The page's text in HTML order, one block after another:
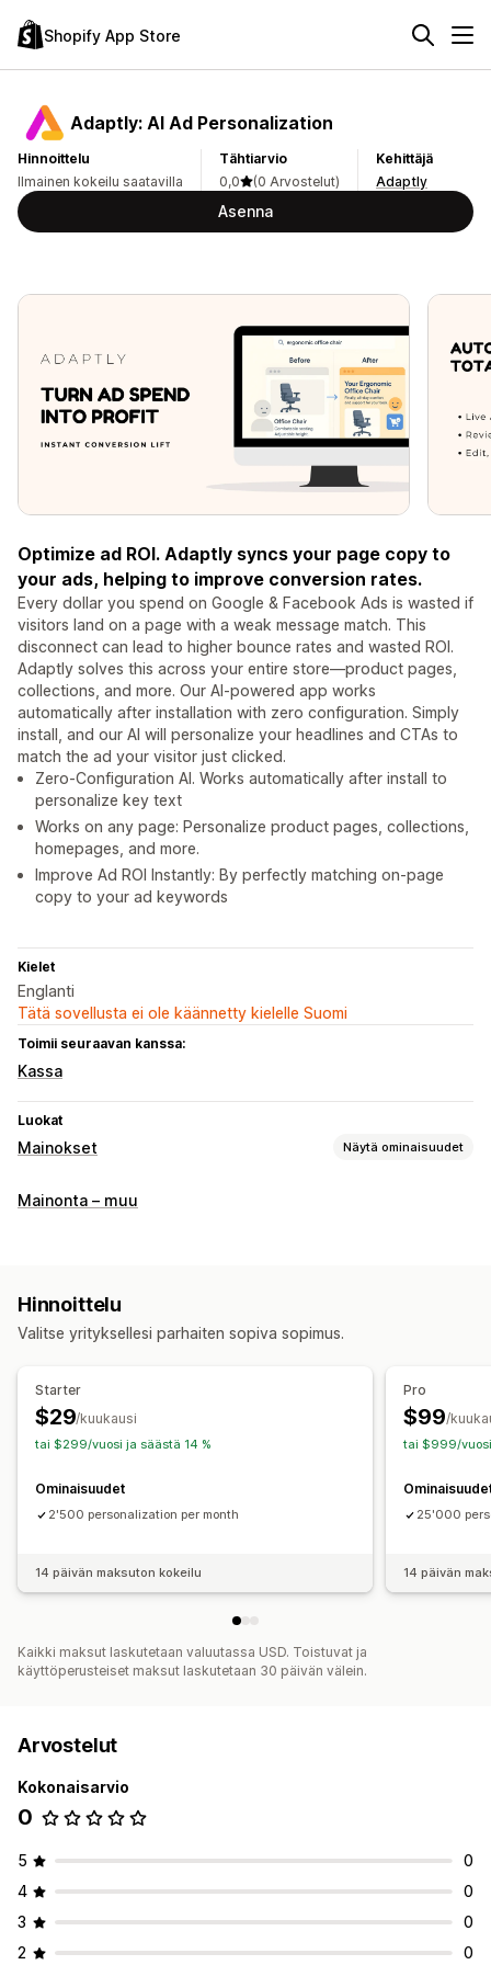
Shopify App Store
Adaptly: AI Ad Personalization
Hinnoittelu
Ilmainen kokeilu saatavilla
Tähtiarvio
0,0
(0 Arvostelut)
Kehittäjä
Adaptly
Asenna
Optimize ad ROI. Adaptly syncs your page copy to
your ads, helping to improve conversion rates.
Every dollar you spend on Google & Facebook Ads is wasted if
visitors land on a page with a weak message match. This
disconnect can lead to higher bounce rates and wasted ROI.
Adaptly solves this across your entire store—product pages,
collections, and more. Our AI-powered app works
automatically after installation with zero configuration. Simply
install, and our AI will personalize your headlines and CTAs to
match the ad your visitor just clicked.
Zero-Configuration AI. Works automatically after install to
personalize key text
Works on any page: Personalize product pages, collections,
homepages, and more.
Improve Ad ROI Instantly: By perfectly matching on-page
copy to your ad keywords
Kielet
Englanti
Tätä sovellusta ei ole käännetty kielelle Suomi
Toimii seuraavan kanssa:
Kassa
Luokat
Mainokset Näytä ominaisuudet
Kohdentaminen
Tekoälyoptimointi
Verkkosivusto
A/B-testaus
Sitoutumisen mittarit
Konversioseuranta
Dashboardit UTM-attribuutio
Mainonta – muu
Hinnoittelu
Valitse yrityksellesi parhaiten sopiva sopimus.
Starter
$29/kuukausi
tai $299/vuosi ja säästä 14 %
Ominaisuudet
2'500 personalization per month
14 päivän maksuton kokeilu
Pro
$99/
tai $999/
25'000
14 päivän
Kaikki maksut laskutetaan valuutassa USD. Toistuvat ja
käyttöperusteiset maksut laskutetaan 30 päivän välein.
Arvostelut
Kokonaisarvio
0
5
0
4
0
3
0
2
0